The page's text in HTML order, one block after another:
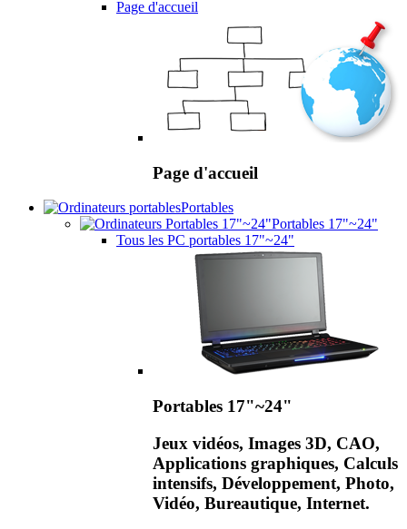
Page d'accueil
Page d'accueil
Portables
Portables 17"~24"
Tous les PC portables 17"~24"
Portables 17"~24"
Jeux vidéos, Images 3D, CAO,
Applications graphiques, Calculs
intensifs, Développement, Photo,
Vidéo, Bureautique, Internet.